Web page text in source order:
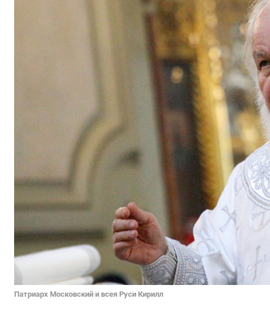
Патриарх Московский и всея Руси Кирилл